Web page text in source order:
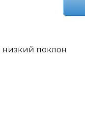
низкий поклон